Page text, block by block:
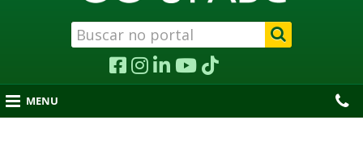
Legislação
Canais
MENU